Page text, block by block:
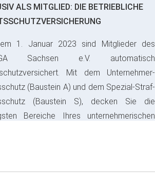
ALS MITGLIED: DIE BETRIEBLICHE
1. Januar 2023 sind Mitglieder des
Sachsen e.V. automatisch
Mit dem Unternehmer-
(Baustein A) und dem Spezial-Straf-
(Baustein S), decken Sie die
Bereiche Ihres unternehmerischen
ab und sparen bares Geld.